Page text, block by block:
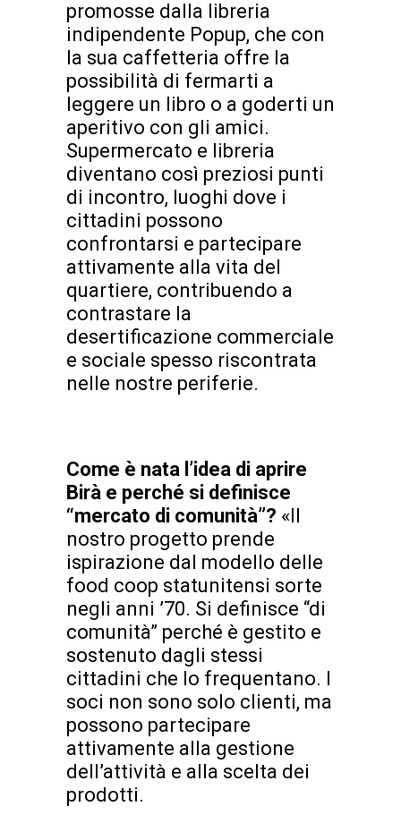
promosse dalla libreria
indipendente Popup, che con
la sua caffetteria offre la
possibilità di fermarti a
leggere un libro o a goderti un
aperitivo con gli amici.
Supermercato e libreria
diventano così preziosi punti
di incontro, luoghi dove i
cittadini possono
confrontarsi e partecipare
attivamente alla vita del
quartiere, contribuendo a
contrastare la
desertificazione commerciale
e sociale spesso riscontrata
nelle nostre periferie.
Come è nata l’idea di aprire
Birà e perché si definisce
“mercato di comunità”? «Il
nostro progetto prende
ispirazione dal modello delle
food coop statunitensi sorte
negli anni ’70. Si definisce “di
comunità” perché è gestito e
sostenuto dagli stessi
cittadini che lo frequentano. I
soci non sono solo clienti, ma
possono partecipare
attivamente alla gestione
dell’attività e alla scelta dei
prodotti.